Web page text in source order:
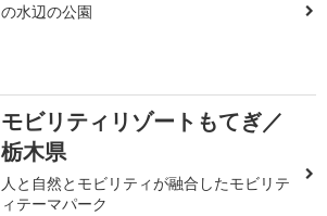
の水辺の公園
モビリティリゾートもてぎ／
栃木県
人と自然とモビリティが融合したモビリテ
ィテーマパーク